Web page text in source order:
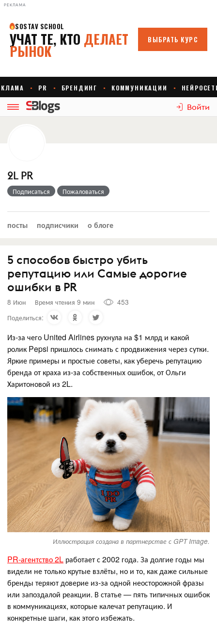
РЕКЛАМА
Войти
2L PR
Подписаться Пожаловаться
посты подписчики о блоге
5 способов быстро убить
репутацию или Самые дорогие
ошибки в PR
8 Июн Время чтения 9 мин
453
Поделиться:
Из-за чего United Airlines рухнула на $1 млрд и какой
ролик Pepsi пришлось снимать с продвижения через сутки.
Яркие примеры и простые советы, как уберечь репутацию
бренда от краха из-за собственных ошибок, от Ольги
Харитоновой из 2L.
Иллюстрация создана в партнерстве с GPT Image.
PR‑агентство 2L работает с 2002 года. За долгие годы мы
видели не только крутые взлёты, но и то, как даже сильные
бренды теряют доверие из‑за одной неосторожной фразы
или запоздалой реакции. В статье — пять типичных ошибок
в коммуникациях, которые калечат репутацию. И
конкретные шаги, как этого избежать.